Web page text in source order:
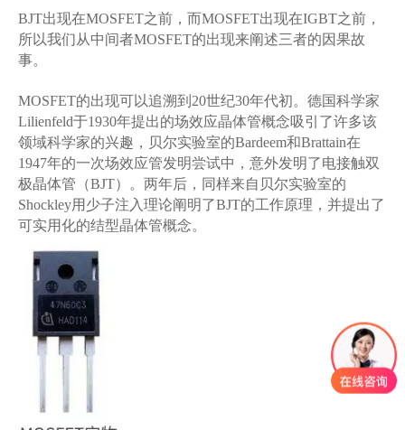
BJT出现在MOSFET之前，而MOSFET出现在IGBT之前，
所以我们从中间者MOSFET的出现来阐述三者的因果故
事。
MOSFET的出现可以追溯到20世纪30年代初。德国科学家
Lilienfeld于1930年提出的场效应晶体管概念吸引了许多该
领域科学家的兴趣，贝尔实验室的Bardeem和Brattain在
1947年的一次场效应管发明尝试中，意外发明了电接触双
极晶体管（BJT）。两年后，同样来自贝尔实验室的
Shockley用少子注入理论阐明了BJT的工作原理，并提出了
可实用化的结型晶体管概念。